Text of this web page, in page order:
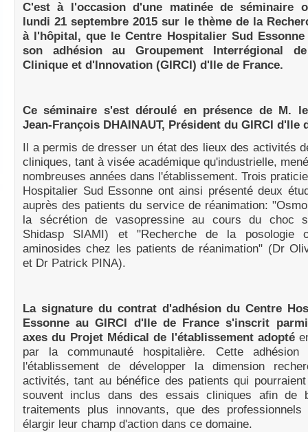
C'est à l'occasion d'une matinée de séminaire
lundi 21 septembre 2015 sur le thème de la
à l'hôpital, que le Centre Hospitalier Sud
son adhésion au Groupement Interrégional de
Clinique et d'Innovation (GIRCI) d'Ile de France.
Ce séminaire s'est déroulé en présence de M.
Jean-François DHAINAUT, Président du GIRCI d'Ile
Il a permis de dresser un état des lieux des activités
cliniques, tant à visée académique qu'industrielle,
nombreuses années dans l'établissement. Trois
Hospitalier Sud Essonne ont ainsi présenté deux
auprès des patients du service de réanimation:
la sécrétion de vasopressine au cours du choc
Shidasp SIAMI) et "Recherche de la posologie
aminosides chez les patients de réanimation" (Dr
et Dr Patrick PINA).
La signature du contrat d'adhésion du Centre
Essonne au GIRCI d'Ile de France s'inscrit
axes du Projet Médical de l'établissement adopté
par la communauté hospitalière. Cette adhésion
l'établissement de développer la dimension
activités, tant au bénéfice des patients qui
souvent inclus dans des essais cliniques afin de
traitements plus innovants, que des professionnels
élargir leur champ d'action dans ce domaine.